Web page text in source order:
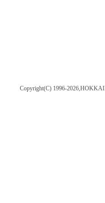
Copyright(C) 1996-